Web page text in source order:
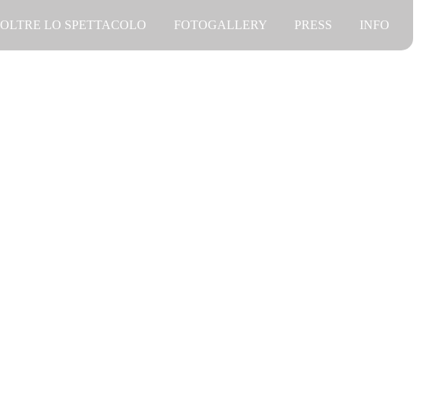
OLTRE LO SPETTACOLO FOTOGALLERY PRESS INFO